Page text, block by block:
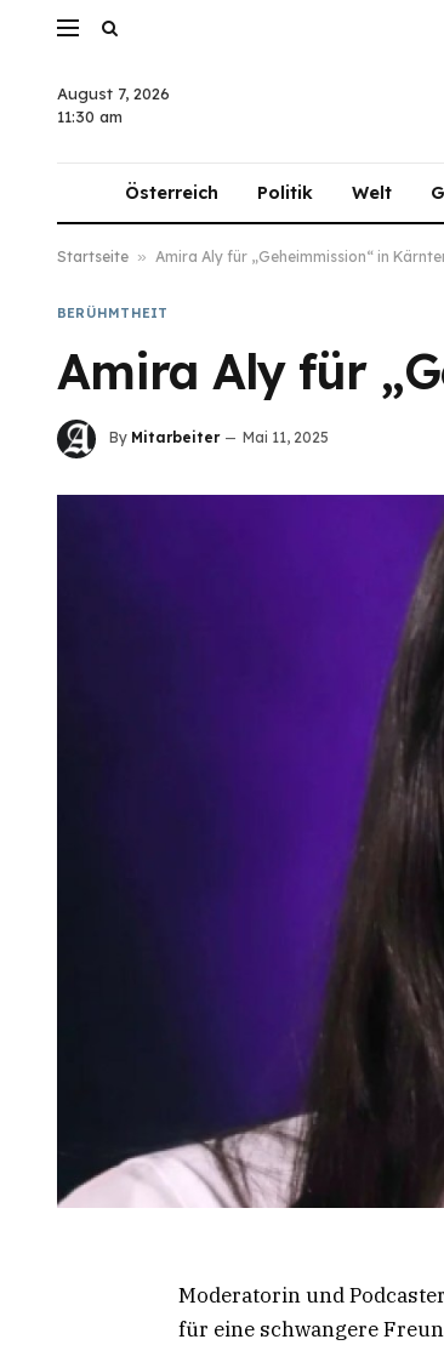
August 7, 2026
11:30 am
Österreich Politik Welt
Startseite » Amira Aly für „Geheimmission“ in
BERÜHMTHEIT
Amira Aly für
By Mitarbeiter Mai 11, 2025
Moderatorin und
für eine schwangere